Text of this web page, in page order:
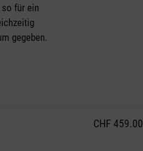
für ein
gegeben.
von 5 von 5 Sternen CHF 459.00